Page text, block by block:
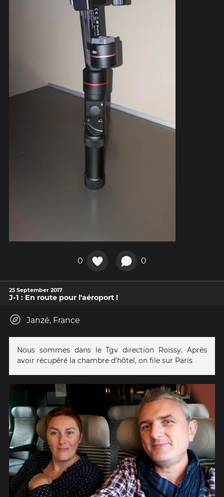
0 0
25 September 2017
J-1 : En route pour l'aéroport !
Janzé, France
Nous sommes dans le Tgv direction Roissy. Après
avoir récupéré la chambre d'hôtel, on file sur Paris